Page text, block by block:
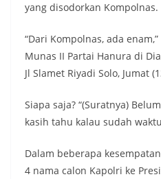
yang disodorkan Kompolnas.
“Dari Kompolnas, ada
Munas II Partai Hanura di
Jl Slamet Riyadi Solo, Jumat
Siapa saja? “(Suratnya)
kasih tahu kalau sudah
Dalam beberapa
4 nama calon Kapolri ke